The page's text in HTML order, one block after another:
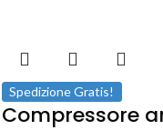
Spedizione Gratis!
Compressore